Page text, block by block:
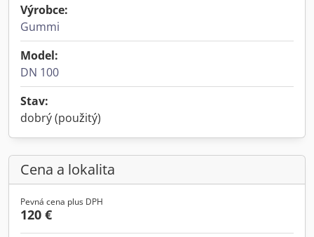
Výrobce:
Gummi
Model:
DN 100
Stav:
dobrý (použitý)
Cena a lokalita
Pevná cena plus DPH
120 €